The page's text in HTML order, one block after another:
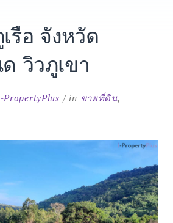
รือ จังหวัด
วิวภูเขา
PropertyPlus in ขายที่ดิน,